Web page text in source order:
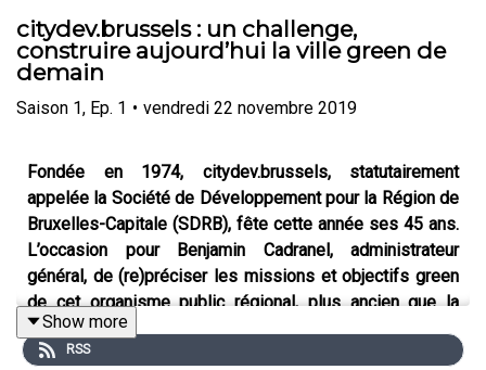
citydev.brussels : un challenge,
construire aujourd’hui la ville green de
demain
Saison 1, Ep. 1 • vendredi 22 novembre 2019
Fondée en 1974, citydev.brussels, statutairement
appelée la Société de Développement pour la Région de
Bruxelles-Capitale (SDRB), fête cette année ses 45 ans.
L’occasion pour Benjamin Cadranel, administrateur
général, de (re)préciser les missions et objectifs green
de cet organisme public régional, plus ancien que la
région.
Show more
RSS